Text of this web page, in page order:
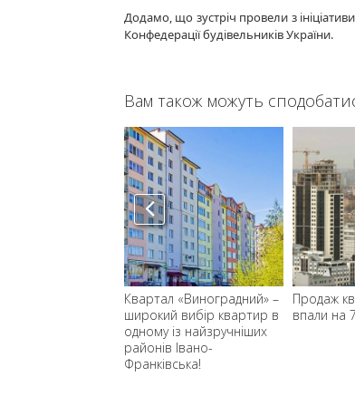
Додамо, що зустріч провели з
Конфедерації будівельників України.
Вам також можуть
Квартал «Виноградний» –
широкий вибір квартир в
одному із найзручніших
районів Івано-
Франківська!
Продаж
впали на